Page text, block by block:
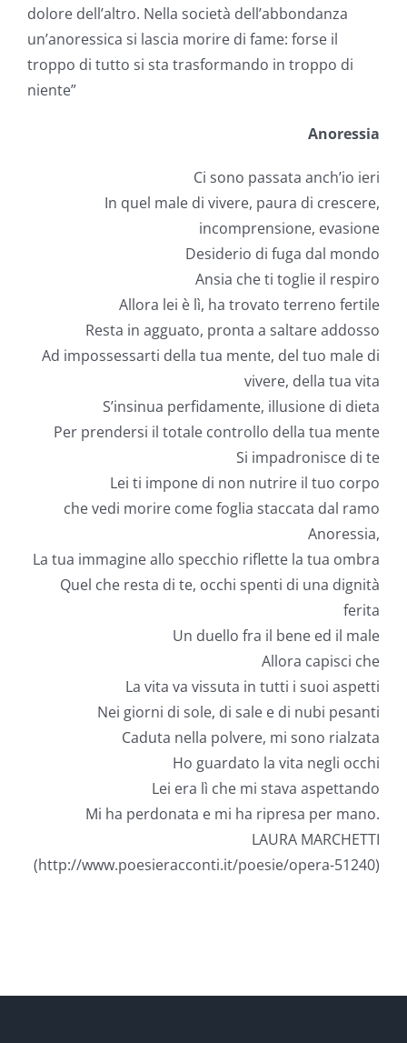
dolore dell’altro. Nella società dell’abbondanza
un’anoressica si lascia morire di fame: forse il
troppo di tutto si sta trasformando in troppo di
niente”
Anoressia
Ci sono passata anch’io ieri
In quel male di vivere, paura di crescere,
incomprensione, evasione
Desiderio di fuga dal mondo
Ansia che ti toglie il respiro
Allora lei è lì, ha trovato terreno fertile
Resta in agguato, pronta a saltare addosso
Ad impossessarti della tua mente, del tuo male di
vivere, della tua vita
S’insinua perfidamente, illusione di dieta
Per prendersi il totale controllo della tua mente
Si impadronisce di te
Lei ti impone di non nutrire il tuo corpo
che vedi morire come foglia staccata dal ramo
Anoressia,
La tua immagine allo specchio riflette la tua ombra
Quel che resta di te, occhi spenti di una dignità
ferita
Un duello fra il bene ed il male
Allora capisci che
La vita va vissuta in tutti i suoi aspetti
Nei giorni di sole, di sale e di nubi pesanti
Caduta nella polvere, mi sono rialzata
Ho guardato la vita negli occhi
Lei era lì che mi stava aspettando
Mi ha perdonata e mi ha ripresa per mano.
LAURA MARCHETTI
(http://www.poesieracconti.it/poesie/opera-51240)